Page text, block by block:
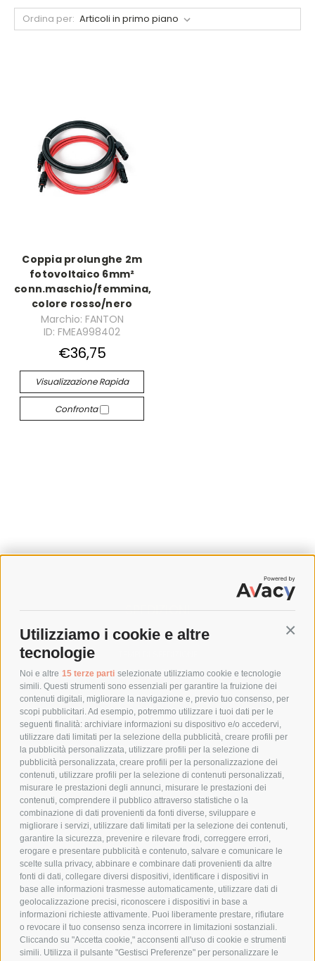
Utilizziamo i cookie e altre
tecnologie
Noi e altre 15 terze parti selezionate utilizziamo cookie e tecnologie
simili. Questi strumenti sono essenziali per garantire la fruizione dei
contenuti digitali, migliorare la navigazione e, previo tuo consenso, per
scopi pubblicitari. Ad esempio, potremmo utilizzare i tuoi dati per le
seguenti finalità: archiviare informazioni su dispositivo e/o accedervi,
utilizzare dati limitati per la selezione della pubblicità, creare profili per
la pubblicità personalizzata, utilizzare profili per la selezione di
pubblicità personalizzata, creare profili per la personalizzazione dei
contenuti, utilizzare profili per la selezione di contenuti personalizzati,
misurare le prestazioni degli annunci, misurare le prestazioni dei
contenuti, comprendere il pubblico attraverso statistiche o la
combinazione di dati provenienti da fonti diverse, sviluppare e
migliorare i servizi, utilizzare dati limitati per la selezione dei contenuti,
garantire la sicurezza, prevenire e rilevare frodi, correggere errori,
erogare e presentare pubblicità e contenuto, salvare e comunicare le
scelte sulla privacy, abbinare e combinare dati provenienti da altre
fonti di dati, collegare diversi dispositivi, identificare i dispositivi in
base alle informazioni trasmesse automaticamente, utilizzare dati di
geolocalizzazione precisi, riconoscere i dispositivi in base a
informazioni richieste attivamente. Puoi liberamente prestare, rifiutare
o revocare il tuo consenso senza incorrere in limitazioni sostanziali.
Cliccando su "Accetta cookie," acconsenti all'uso di cookie e strumenti
simili. Utilizza il pulsante "Gestisci Preferenze" per personalizzare le
Ordina per:
Coppia prolunghe 2m
fotovoltaico 6mm²
conn.maschio/femmina,
colore rosso/nero
Marchio: FANTON
ID: FMEA998402
€36,75
Visualizzazione Rapida
Confronta
SPEDIZIONI
COSTI DI SPEDIZIONE
POLITICA DI RESO
POLICY
PRIVACY POLICY
COOKIE POLICY
PAGAMENTI SICURI
AZIENDA
CHI SIAMO
MARCHI TRATTATI
CONDOMINI